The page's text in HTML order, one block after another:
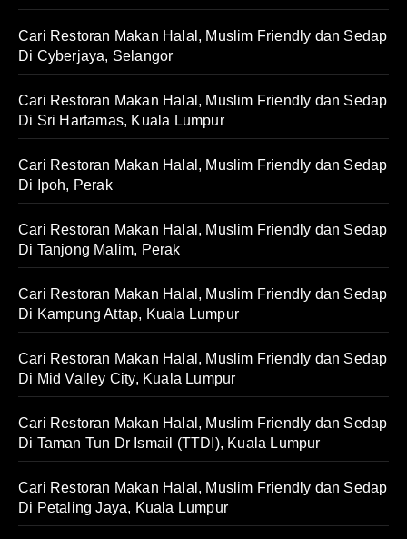
Cari Restoran Makan Halal, Muslim Friendly dan Sedap
Di Cyberjaya, Selangor
Cari Restoran Makan Halal, Muslim Friendly dan Sedap
Di Sri Hartamas, Kuala Lumpur
Cari Restoran Makan Halal, Muslim Friendly dan Sedap
Di Ipoh, Perak
Cari Restoran Makan Halal, Muslim Friendly dan Sedap
Di Tanjong Malim, Perak
Cari Restoran Makan Halal, Muslim Friendly dan Sedap
Di Kampung Attap, Kuala Lumpur
Cari Restoran Makan Halal, Muslim Friendly dan Sedap
Di Mid Valley City, Kuala Lumpur
Cari Restoran Makan Halal, Muslim Friendly dan Sedap
Di Taman Tun Dr Ismail (TTDI), Kuala Lumpur
Cari Restoran Makan Halal, Muslim Friendly dan Sedap
Di Petaling Jaya, Kuala Lumpur